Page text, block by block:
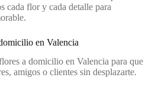
cada flor y cada detalle para
en Valencia
a domicilio en Valencia para que
amigos o clientes sin desplazarte.